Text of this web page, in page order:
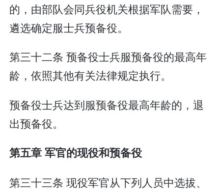
的，由部队会同兵役机关根据军队需要，
遴选确定服士兵预备役。
第三十二条 预备役士兵服预备役的最高年
龄，依照其他有关法律规定执行。
预备役士兵达到服预备役最高年龄的，退
出预备役。
第五章 军官的现役和预备役
第三十三条 现役军官从下列人员中选拔、